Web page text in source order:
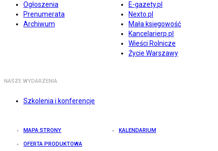
Ogłoszenia
Prenumerata
Archiwum
E-gazety.pl
Nexto.pl
Mała księgowość
Kancelarierp.pl
Wieści Rolnicze
Życie Warszawy
NASZE WYDARZENIA
Szkolenia i konferencje
MAPA STRONY KALENDARIUM
OFERTA PRODUKTOWA